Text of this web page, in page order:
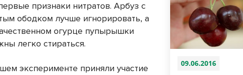
09.06.2016
признаки нитратов. Арбуз с
ободком лучше игнорировать, а
огурце пупырышки
легко стираться.
эксперименте приняли участие